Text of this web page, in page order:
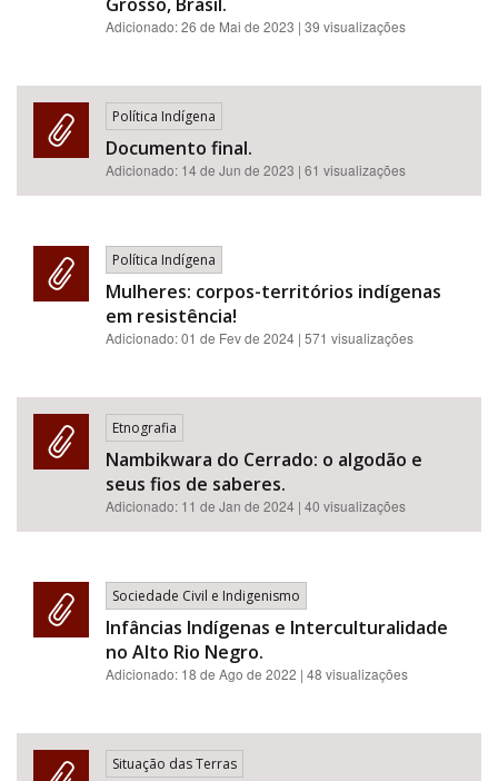
Adicionado:26 de Mai de 2023 | 39 visualizações
Política Indígena
Documento final.
Adicionado: 14 de Jun de 2023 | 61 visualizações
Política Indígena
Mulheres: corpos-territórios indígenas
em resistência!
Adicionado:01 de Fev de 2024 | 571 visualizações
Etnografia
Nambikwara do Cerrado: o algodão e
seus fios de saberes.
Adicionado: 11 de Jan de 2024 | 40 visualizações
Sociedade Civil e Indigenismo
Infâncias Indígenas e Interculturalidade
no Alto Rio Negro.
Adicionado: 18 de Ago de 2022 | 48 visualizações
Situação das Terras